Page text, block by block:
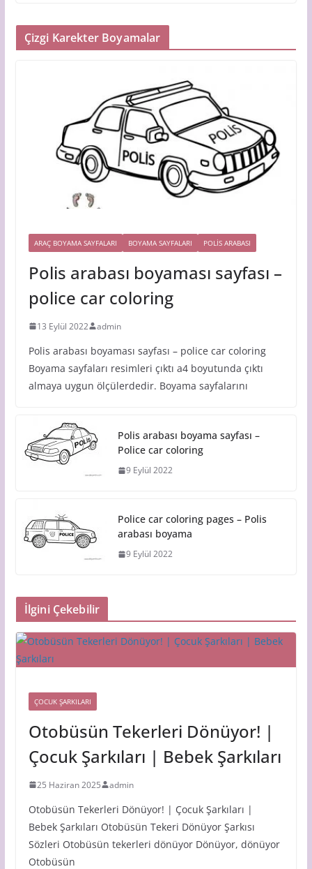
Çizgi Karekter Boyamalar
ARAÇ BOYAMA SAYFALARI BOYAMA SAYFALARI POLIS ARABASI
Polis arabası boyaması sayfası –
police car coloring
13 Eylül 2022 admin
Polis arabası boyaması sayfası – police car coloring
Boyama sayfaları resimleri çıktı a4 boyutunda çıktı
almaya uygun ölçülerdedir. Boyama sayfalarını
Polis arabası boyama sayfası –
Police car coloring
9 Eylül 2022
Police car coloring pages – Polis
arabası boyama
9 Eylül 2022
İlgini Çekebilir
ÇOCUK ŞARKILARI
Otobüsün Tekerleri Dönüyor! |
Çocuk Şarkıları | Bebek Şarkıları
25 Haziran 2025 admin
Otobüsün Tekerleri Dönüyor! | Çocuk Şarkıları |
Bebek Şarkıları Otobüsün Tekeri Dönüyor Şarkısı
Sözleri Otobüsün tekerleri dönüyor Dönüyor, dönüyor
Otobüsün